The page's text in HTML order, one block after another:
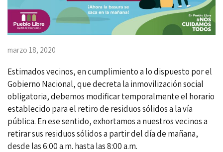
marzo 18, 2020
Estimados vecinos, en cumplimiento a lo dispuesto por el
Gobierno Nacional, que decreta la inmovilización social
obligatoria, debemos modificar temporalmente el horario
establecido para el retiro de residuos sólidos a la vía
pública. En ese sentido, exhortamos a nuestros vecinos a
retirar sus residuos sólidos a partir del día de mañana,
desde las 6:00 a.m. hasta las 8:00 a.m.